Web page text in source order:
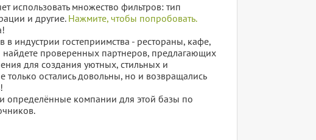
использовать множество фильтров: тип
и другие.Нажмите, чтобы попробовать.
индустрии гостеприимства - рестораны, кафе,
найдете проверенных партнеров, предлагающих
для создания уютных, стильных и
остались довольны, но и возвращались
определённые компании для этой базы по